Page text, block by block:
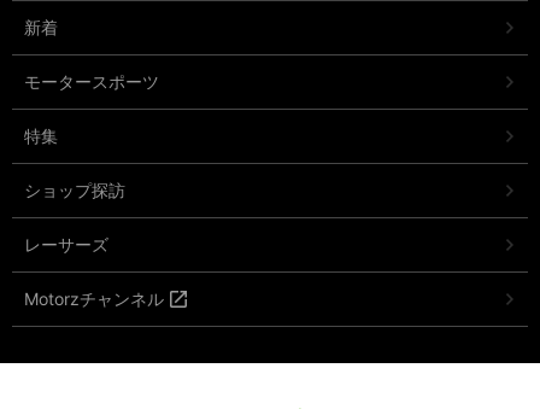
新着
モータースポーツ
特集
ショップ探訪
レーサーズ
Motorzチャンネル